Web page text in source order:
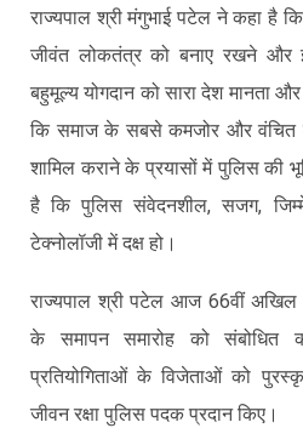
राज्यपाल श्री मंगुभाई पटेल ने कहा
जीवंत लोकतंत्र को बनाए रखने
बहुमूल्य योगदान को सारा देश मानता
कि समाज के सबसे कमजोर और वंचित
शामिल कराने के प्रयासों में पुलिस की
है कि पुलिस संवेदनशील, सजग,
टेक्नोलॉजी में दक्ष हो।
राज्यपाल श्री पटेल आज 66वीं अखिल
के समापन समारोह को संबोधित
प्रतियोगिताओं के विजेताओं को
जीवन रक्षा पुलिस पदक प्रदान किए।